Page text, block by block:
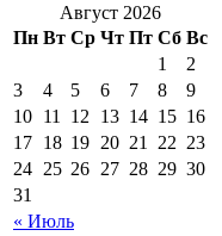
Август 2026
Пн Вт Ср Чт Пт Сб Вс
« Июль
1
2
3
4 5 6 7 8
9
10 11 12 13 14 15 16
17 18 19 20 21 22 23
24 25 26 27 28 29 30
31